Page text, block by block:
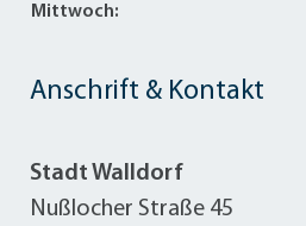
Anschrift & Kontakt
Stadt Walldorf
Nußlocher Straße 45
Mittwoch: